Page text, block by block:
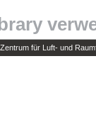
für Luft- und